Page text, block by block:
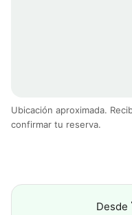
Ubicación aproximada.
confirmar tu reserva.
Desde